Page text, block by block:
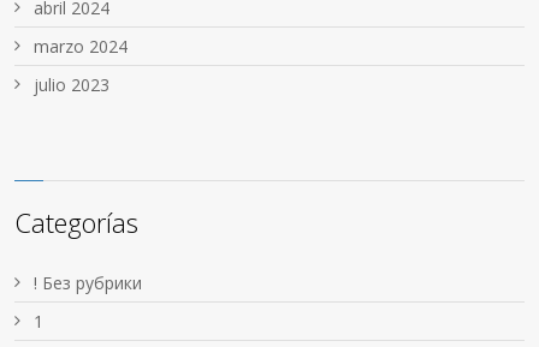
abril 2024
marzo 2024
julio 2023
Categorías
! Без рубрики
1